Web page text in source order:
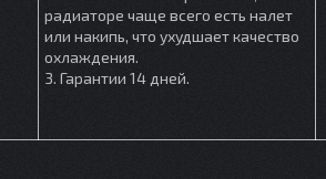
радиаторе чаще всего есть налет
или накипь, что ухудшает качество
охлаждения.
3. Гарантии 14 дней.